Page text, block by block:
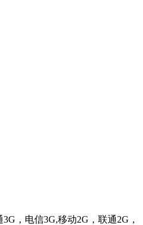
，电信3G,移动2G，联通2G，